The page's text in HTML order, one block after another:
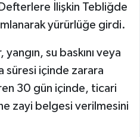
Defterlere İlişkin Tebliğde
yürürlüğe girdi.
su baskını veya
süresi içinde zarara
30 gün içinde, ticari
zayi belgesi verilmesini